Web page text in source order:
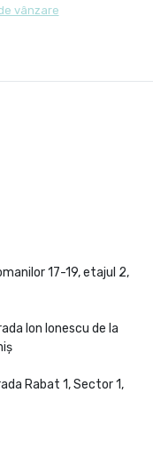
vânzare
17-19, etajul 2,
Ion Ionescu de la
Rabat 1, Sector 1,